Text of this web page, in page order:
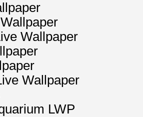
Wallpaper
Wallpaper
LWP